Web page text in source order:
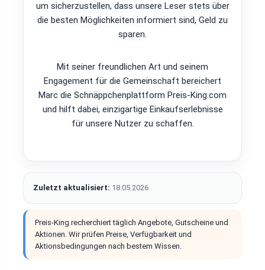
um sicherzustellen, dass unsere Leser stets über
die besten Möglichkeiten informiert sind, Geld zu
sparen.
Mit seiner freundlichen Art und seinem
Engagement für die Gemeinschaft bereichert
Marc die Schnäppchenplattform Preis-King.com
und hilft dabei, einzigartige Einkaufserlebnisse
für unsere Nutzer zu schaffen.
Zuletzt aktualisiert: 18.05.2026
Preis-King recherchiert täglich Angebote, Gutscheine und
Aktionen. Wir prüfen Preise, Verfügbarkeit und
Aktionsbedingungen nach bestem Wissen.